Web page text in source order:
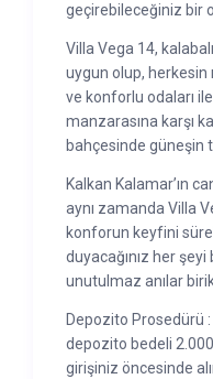
geçirebileceğiniz bir
Villa Vega 14,
uygun olup,
ve konforlu odaları
manzarasına karşı
bahçesinde güneşin
Kalkan Kalamar’ın
aynı zamanda Villa
konforun keyfini
duyacağınız her
unutulmaz anılar
Depozito Prosedürü
depozito bedeli
girişiniz öncesinde